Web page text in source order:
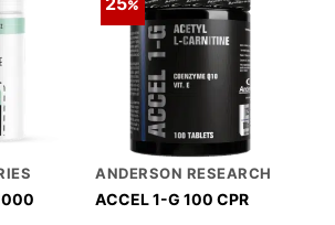
ANDERSON RESEARCH
ACCEL 1-G 100 CPR